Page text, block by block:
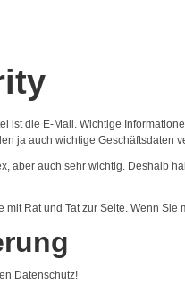
ist die E-Mail. Wichtige
ja auch wichtige
aber auch sehr wichtig. Deshalb
mit Rat und Tat zur Seite. Wenn
Datenschutz!